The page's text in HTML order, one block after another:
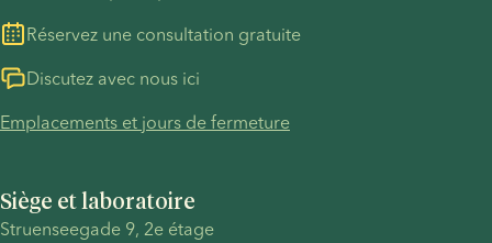
physique, selon ce qui semble le plus confortable pour
l’enfant et son donneur.
Vous trouverez plus d’informations concernant notre
programme ID release ici.
Siège et laboratoire
Struenseegade 9, 2e étage
Réservez une consultation gratuite
Discutez avec nous ici
Emplacements et jours de fermeture